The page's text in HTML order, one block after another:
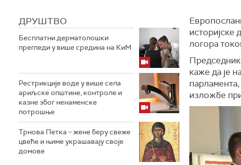
ДРУШТВО
Бесплатни дерматолошки
прегледи у више средина на КиМ
Рестрикције воде у више села
ариљске општине, контроле и
казне због ненаменске
потрошње
Трнова Петка – жене беру свеже
цвеће и њиме украшавају своје
домове
историјске
логора
каже да је
изложбе